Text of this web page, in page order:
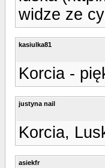
widze ze
kasiulka81
Korcia -
justyna nail
Korcia,
asiekfr